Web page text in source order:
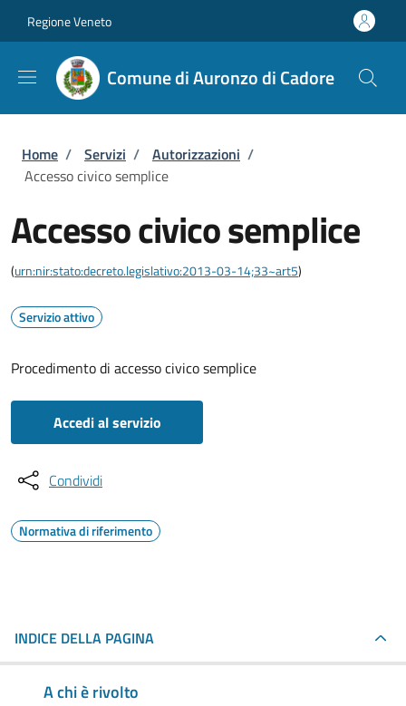
Regione Veneto
Comune di Auronzo di Cadore
Briciole di pane
Home / Servizi / Autorizzazioni /
Accesso civico semplice
Accesso civico semplice
(urn:nir:stato:decreto.legislativo:2013-03-14;33~art5)
Servizio attivo
Procedimento di accesso civico semplice
Accedi al servizio
Condividi
Normativa di riferimento
INDICE DELLA PAGINA
A chi è rivolto